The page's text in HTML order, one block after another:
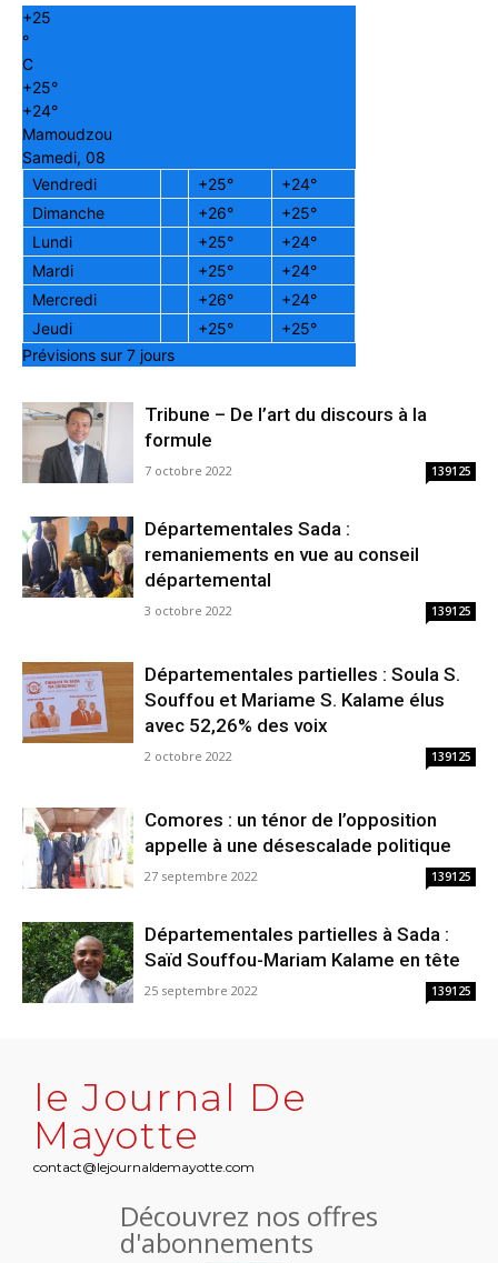
+25
°
C
+25°
+24°
Mamoudzou
Samedi, 08
Vendredi
+25° +24°
Dimanche
+26° +25°
Lundi
+25° +24°
Mardi
+25° +24°
Mercredi
+26° +24°
Jeudi
+25° +25°
Prévisions sur 7 jours
Tribune – De l’art du discours à la
formule
7 octobre 2022 139125
Départementales Sada :
remaniements en vue au conseil
départemental
3 octobre 2022 139125
Départementales partielles : Soula S.
Souffou et Mariame S. Kalame élus
avec 52,26% des voix
2 octobre 2022 139125
Comores : un ténor de l’opposition
appelle à une désescalade politique
27 septembre 2022 139125
Départementales partielles à Sada :
Saïd Souffou-Mariam Kalame en tête
25 septembre 2022 139125
le Journal De
Mayotte
contact@lejournaldemayotte.com
Découvrez nos offres
d'abonnements